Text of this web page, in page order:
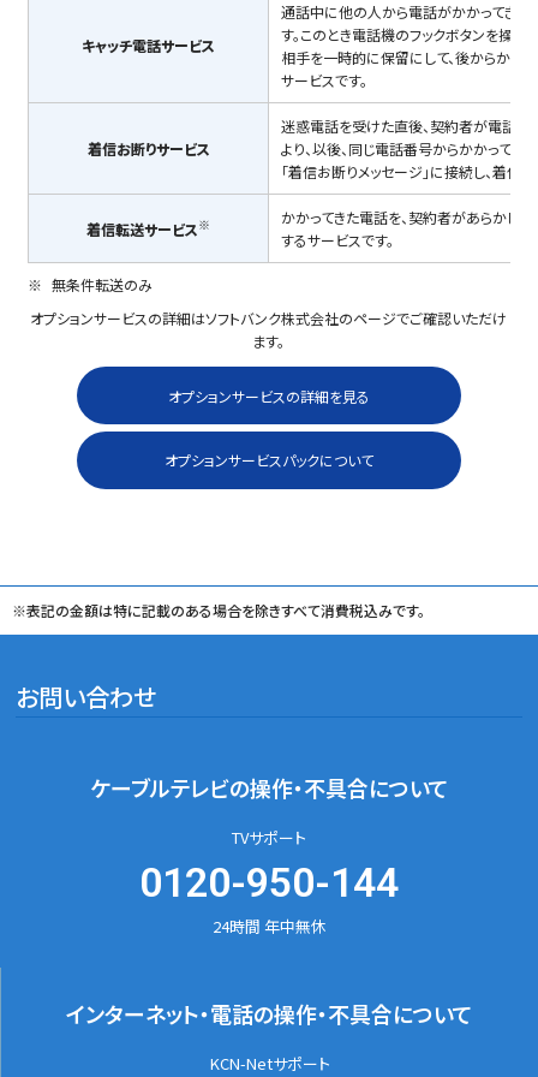
キャッチ電話サービス
通話中に他の人から電話がかかってきた
す。このとき電話機のフックボタンを操作
相手を一時的に保留にして、後からかか
サービスです。
着信お断りサービス
迷惑電話を受けた直後、契約者が電話か
より、以後、同じ電話番号からかかってき
「着信お断りメッセージ」に接続し、着信
着信転送サービス※
かかってきた電話を、契約者があらかじ
するサービスです。
無条件転送のみ
オプションサービスの詳細はソフトバンク株式会社のページでご確認いただけ
ます。
オプションサービスの詳細を見る
オプションサービスパックについて
※表記の金額は特に記載のある場合を除きすべて消費税込みです。
お問い合わせ
ケーブルテレビの操作・不具合について
TVサポート
0120-950-144
24時間 年中無休
インターネット・電話の操作・不具合について
KCN-Netサポート